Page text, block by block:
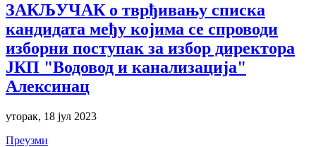
ЗАКЉУЧАК о тврђивању списка
кандидата међу којима се спроводи
изборни поступак за избор директора
ЈКП "Водовод и канализација"
Алексинац
уторак, 18 јул 2023
Преузми